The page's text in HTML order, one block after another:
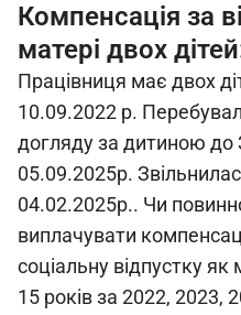
Компенсація за
матері двох
Працівниця має двох
10.09.2022 р.
догляду за дитиною до
05.09.2025р.
04.02.2025р.. Чи
виплачувати
соціальну відпустку як
15 років за 2022, 2023,